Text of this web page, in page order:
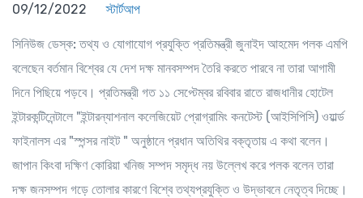
09/12/2022 স্টার্টআপ
সিনিউজ ডেস্ক: তথ্য ও যোগাযোগ প্রযুক্তি প্রতিমন্ত্রী জুনাইদ আহমেদ পলক এমপি
বলেছেন বর্তমান বিশ্বের যে দেশ দক্ষ মানবসম্পদ তৈরি করতে পারবে না তারা আগামী
দিনে পিছিয়ে পড়বে। প্রতিমন্ত্রী গত ১১ সেপ্টেম্বর রবিবার রাতে রাজধানীর হোটেল
ইন্টারকন্টিনেন্টালে "ইন্টারন্যাশনাল কলেজিয়েট প্রোগ্রামিং কনটেস্ট (আইসিপিসি) ওয়ার্ল্ড
ফাইনালস এর "স্পন্সর নাইট " অনুষ্ঠানে প্রধান অতিথির বক্তৃতায় এ কথা বলেন।
জাপান কিংবা দক্ষিণ কোরিয়া খনিজ সম্পদ সমৃদ্ধ নয় উল্লেখ করে পলক বলেন তারা
দক্ষ জনসম্পদ গড়ে তোলার কারণে বিশ্বে তথ্যপ্রযুক্তি ও উদ্ভাবনে নেতৃত্ব দিচ্ছে।